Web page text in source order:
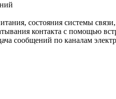
состояния системы
контакта с помощью
сообщений по каналам